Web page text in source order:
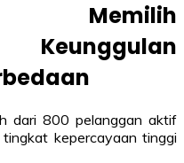
Memilih
Keunggulan
dari 800 pelanggan aktif
kepercayaan tinggi